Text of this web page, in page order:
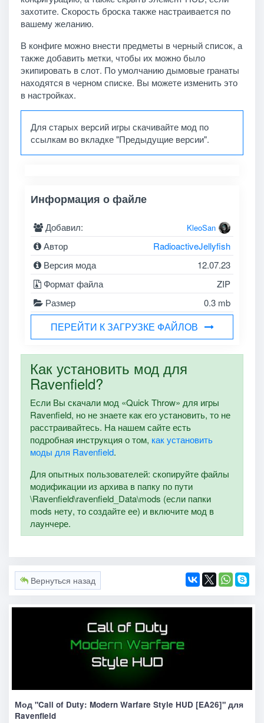
захотите. Скорость броска также настраивается по
вашему желанию.
В конфиге можно внести предметы в черный список, а
также добавить метки, чтобы их можно было
экипировать в слот. По умолчанию дымовые гранаты
находятся в черном списке. Вы можете изменить это
в настройках.
Для старых версий игры скачивайте мод по
ссылкам во вкладке "Предыдущие версии".
Информация о файле
Добавил: KleoSan
Автор
RadioactiveJellyfish
Версия мода
12.07.23
Формат файла
ZIP
Размер
0.3 mb
ПЕРЕЙТИ К ЗАГРУЗКЕ ФАЙЛОВ
Как установить мод для
Ravenfield?
Если Вы скачали мод «Quick Throw» для игры
Ravenfield, но не знаете как его установить, то не
расстраивайтесь. На нашем сайте есть
подробная инструкция о том, как установить
моды для Ravenfield.
Для опытных пользователей: скопируйте файлы
модификации из архива в папку по пути
\Ravenfield\ravenfield_Data\mods (если папки
mods нету, то создайте ее) и включите мод в
лаунчере.
Вернуться назад
Мод "Call of Duty: Modern Warfare Style HUD [EA26]" для
Ravenfield